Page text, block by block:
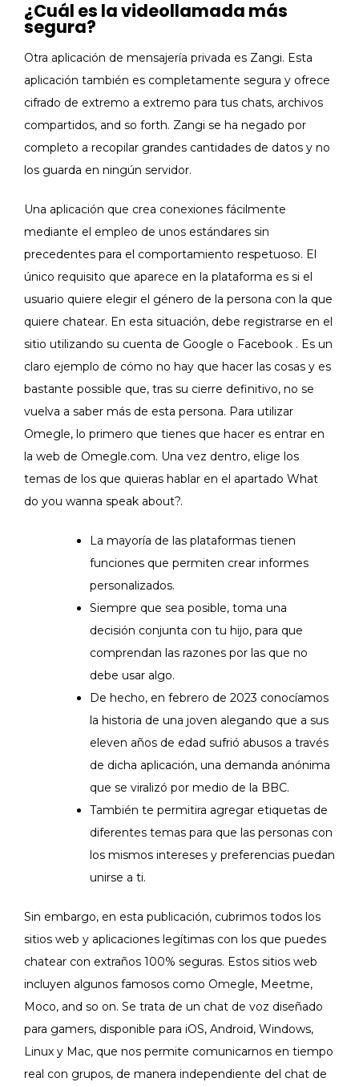
¿Cuál es la videollamada más
segura?
Otra aplicación de mensajería privada es Zangi. Esta
aplicación también es completamente segura y ofrece
cifrado de extremo a extremo para tus chats, archivos
compartidos, and so forth. Zangi se ha negado por
completo a recopilar grandes cantidades de datos y no
los guarda en ningún servidor.
Una aplicación que crea conexiones fácilmente
mediante el empleo de unos estándares sin
precedentes para el comportamiento respetuoso. El
único requisito que aparece en la plataforma es si el
usuario quiere elegir el género de la persona con la que
quiere chatear. En esta situación, debe registrarse en el
sitio utilizando su cuenta de Google o Facebook . Es un
claro ejemplo de cómo no hay que hacer las cosas y es
bastante possible que, tras su cierre definitivo, no se
vuelva a saber más de esta persona. Para utilizar
Omegle, lo primero que tienes que hacer es entrar en
la web de Omegle.com. Una vez dentro, elige los
temas de los que quieras hablar en el apartado What
do you wanna speak about?.
La mayoría de las plataformas tienen
funciones que permiten crear informes
personalizados.
Siempre que sea posible, toma una
decisión conjunta con tu hijo, para que
comprendan las razones por las que no
debe usar algo.
De hecho, en febrero de 2023 conocíamos
la historia de una joven alegando que a sus
eleven años de edad sufrió abusos a través
de dicha aplicación, una demanda anónima
que se viralizó por medio de la BBC.
También te permitira agregar etiquetas de
diferentes temas para que las personas con
los mismos intereses y preferencias puedan
unirse a ti.
Sin embargo, en esta publicación, cubrimos todos los
sitios web y aplicaciones legítimas con los que puedes
chatear con extraños 100% seguras. Estos sitios web
incluyen algunos famosos como Omegle, Meetme,
Moco, and so on. Se trata de un chat de voz diseñado
para gamers, disponible para iOS, Android, Windows,
Linux y Mac, que nos permite comunicarnos en tiempo
real con grupos, de manera independiente del chat de